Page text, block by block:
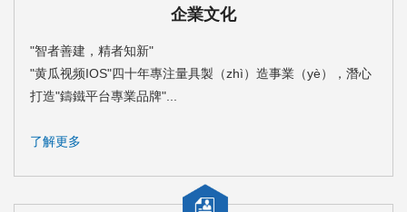
企業文化
"智者善建，精者知新"
"黄瓜视频IOS"四十年專注量具製（zhì）造事業（yè），潛心
打造"鑄鐵平台專業品牌"...
了解更多